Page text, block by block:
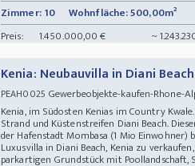
Zimmer: 10
Wohnfläche: 500,00m²
Preis:
1.450.000,00 € ~
Kenia: Neubauvilla in Diani
PEAH0025 Gewerbeobjekte-kaufen-Rhone-
Kenia, im Südosten Kenias im Country
Strand und Küstenstreifen Diani Beach.
der Hafenstadt Mombasa (1 Mio Einwohner)
Luxusvilla in Diani Beach, Kenia zu
parkartigen Grundstück mit Poollandschaft,